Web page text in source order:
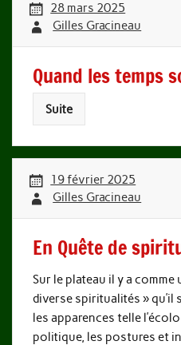
28 mars 2025
Gilles Gracineau
Quand les temps
Suite
19 février 2025
Gilles Gracineau
En Quête de
Sur le plateau il y a comme
diverse spiritualités » qu’il
les apparences telle
politique, les postures et